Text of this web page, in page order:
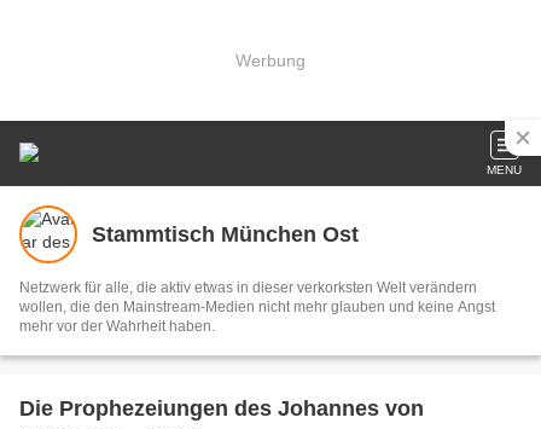
Werbung
MENU
Stammtisch München Ost
Netzwerk für alle, die aktiv etwas in dieser verkorksten Welt verändern
wollen, die den Mainstream-Medien nicht mehr glauben und keine Angst
mehr vor der Wahrheit haben.
Die Prophezeiungen des Johannes von